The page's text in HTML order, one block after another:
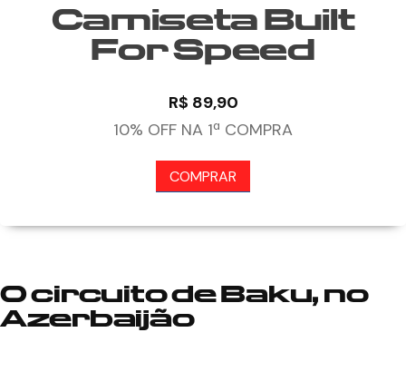
Camiseta Built
For Speed
R$ 89,90
10% OFF NA 1ª COMPRA
COMPRAR
O circuito de Baku, no
Azerbaijão